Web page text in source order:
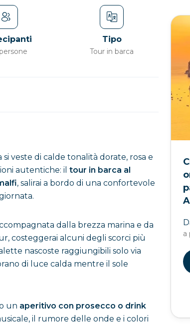
Tipo
Tour in barca
veste di calde tonalità dorate, rosa e
autentiche: il tour in barca al
, salirai a bordo di una confortevole
dalla brezza marina e da
costeggerai alcuni degli scorci più
nascoste raggiungibili solo via
di luce calda mentre il sole
un aperitivo con prosecco o drink
il rumore delle onde e i colori
a